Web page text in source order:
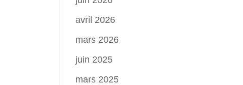
avril 2026
mars 2026
juin 2025
mars 2025